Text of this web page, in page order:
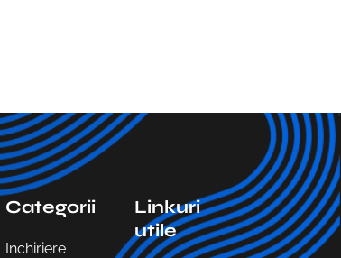
Categorii
Inchiriere
Linkuri
utile